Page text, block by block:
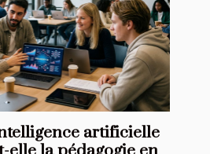
artificielle